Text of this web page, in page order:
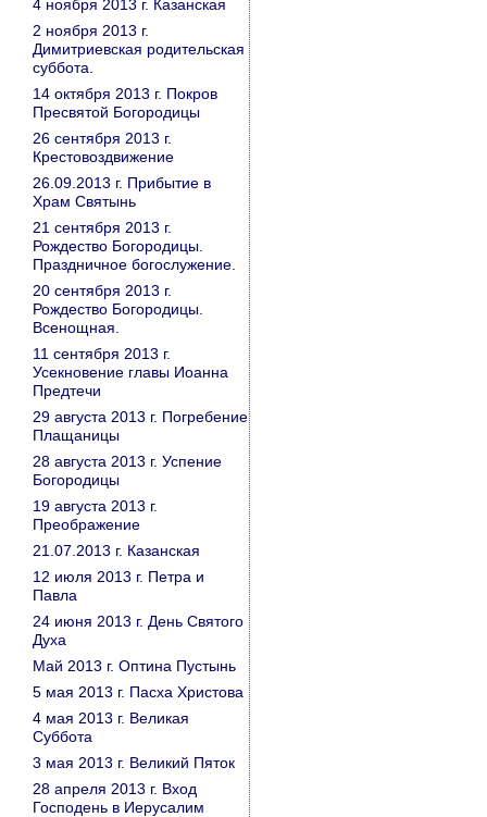
4 ноября 2013 г. Казанская
2 ноября 2013 г.
Димитриевская родительская
суббота.
14 октября 2013 г. Покров
Пресвятой Богородицы
26 сентября 2013 г.
Крестовоздвижение
26.09.2013 г. Прибытие в
Храм Святынь
21 сентября 2013 г.
Рождество Богородицы.
Праздничное богослужение.
20 сентября 2013 г.
Рождество Богородицы.
Всенощная.
11 сентября 2013 г.
Усекновение главы Иоанна
Предтечи
29 августа 2013 г. Погребение
Плащаницы
28 августа 2013 г. Успение
Богородицы
19 августа 2013 г.
Преображение
21.07.2013 г. Казанская
12 июля 2013 г. Петра и
Павла
24 июня 2013 г. День Святого
Духа
Май 2013 г. Оптина Пустынь
5 мая 2013 г. Пасха Христова
4 мая 2013 г. Великая
Суббота
3 мая 2013 г. Великий Пяток
28 апреля 2013 г. Вход
Господень в Иерусалим